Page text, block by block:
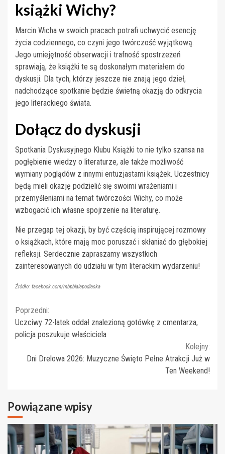
książki Wichy?
Marcin Wicha w swoich pracach potrafi uchwycić esencję
życia codziennego, co czyni jego twórczość wyjątkową.
Jego umiejętność obserwacji i trafność spostrzeżeń
sprawiają, że książki te są doskonałym materiałem do
dyskusji. Dla tych, którzy jeszcze nie znają jego dzieł,
nadchodzące spotkanie będzie świetną okazją do odkrycia
jego literackiego świata.
Dołącz do dyskusji
Spotkania Dyskusyjnego Klubu Książki to nie tylko szansa na
pogłębienie wiedzy o literaturze, ale także możliwość
wymiany poglądów z innymi entuzjastami książek. Uczestnicy
będą mieli okazję podzielić się swoimi wrażeniami i
przemyśleniami na temat twórczości Wichy, co może
wzbogacić ich własne spojrzenie na literaturę.
Nie przegap tej okazji, by być częścią inspirującej rozmowy
o książkach, które mają moc poruszać i skłaniać do głębokiej
refleksji. Serdecznie zapraszamy wszystkich
zainteresowanych do udziału w tym literackim wydarzeniu!
Źródło: facebook.com/mbpbialapodlaska
Continue
Reading
Poprzedni:
Uczciwy 72-latek oddał znalezioną gotówkę z cmentarza,
policja poszukuje właściciela
Kolejny:
Dni Drelowa 2026: Muzyczne Święto Pełne Atrakcji Już w
Ten Weekend!
Powiązane wpisy